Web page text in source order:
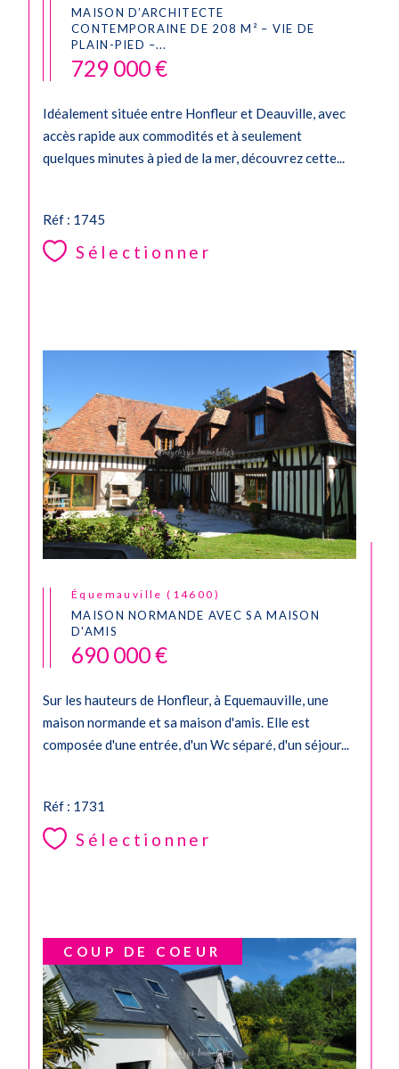
MAISON D’ARCHITECTE
CONTEMPORAINE DE 208 M² – VIE DE
PLAIN-PIED –...
729 000 €
Idéalement située entre Honfleur et Deauville, avec
accès rapide aux commodités et à seulement
quelques minutes à pied de la mer, découvrez cette...
Réf : 1745
Sélectionner
Équemauville (14600)
MAISON NORMANDE AVEC SA MAISON
D'AMIS
690 000 €
Sur les hauteurs de Honfleur, à Equemauville, une
maison normande et sa maison d'amis. Elle est
composée d'une entrée, d'un Wc séparé, d'un séjour...
Réf : 1731
Sélectionner
COUP DE COEUR